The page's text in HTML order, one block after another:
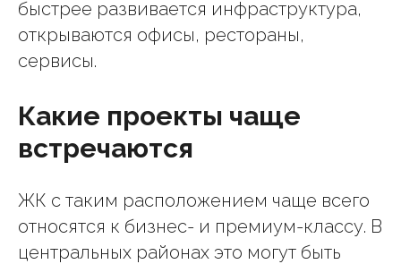
быстрее развивается инфраструктура,
открываются офисы, рестораны,
сервисы.
Какие проекты чаще
встречаются
ЖК с таким расположением чаще всего
относятся к бизнес- и премиум-классу. В
центральных районах это могут быть